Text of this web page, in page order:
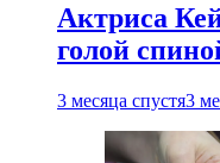
Актриса
голой
3 месяца спустя3